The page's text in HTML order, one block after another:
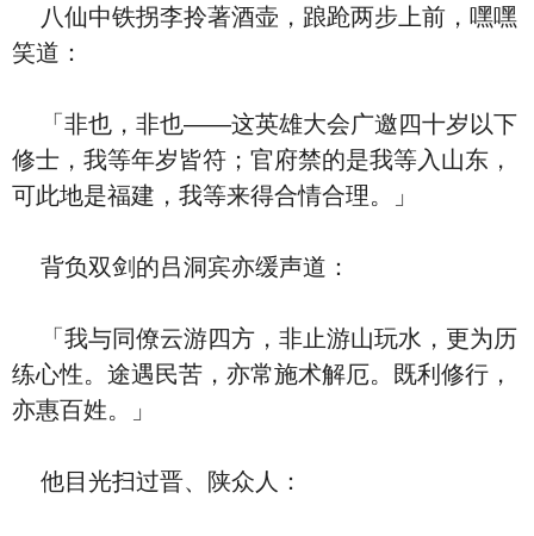
八仙中铁拐李拎著酒壶，踉跄两步上前，嘿嘿
笑道：
「非也，非也——这英雄大会广邀四十岁以下
修士，我等年岁皆符；官府禁的是我等入山东，
可此地是福建，我等来得合情合理。」
背负双剑的吕洞宾亦缓声道：
「我与同僚云游四方，非止游山玩水，更为历
练心性。途遇民苦，亦常施术解厄。既利修行，
亦惠百姓。」
他目光扫过晋、陕众人：